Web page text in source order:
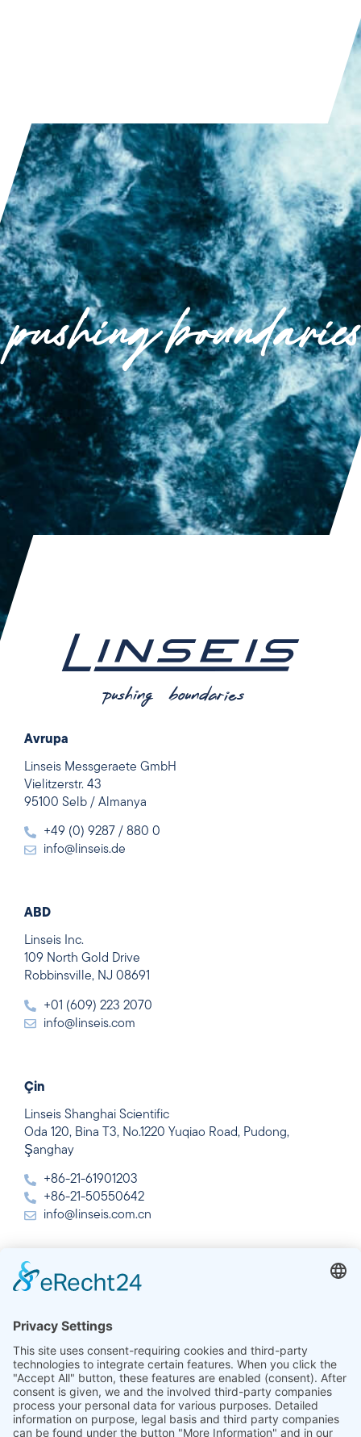
Avrupa
Linseis Messgeraete GmbH
Vielitzerstr. 43
95100 Selb / Almanya
+49 (0) 9287 / 880 0
info@linseis.de
ABD
Linseis Inc.
109 North Gold Drive
Robbinsville, NJ 08691
+01 (609) 223 2070
info@linseis.com
Çin
Linseis Shanghai Scientific
Oda 120, Bina T3, No.1220 Yuqiao Road, Pudong,
Şanghay
+86-21-61901203
+86-21-50550642
info@linseis.com.cn
Hindistan
Plot 65, 2nd Floor, Sai Enclave,
+91-11-42883851
sales@linseis.in